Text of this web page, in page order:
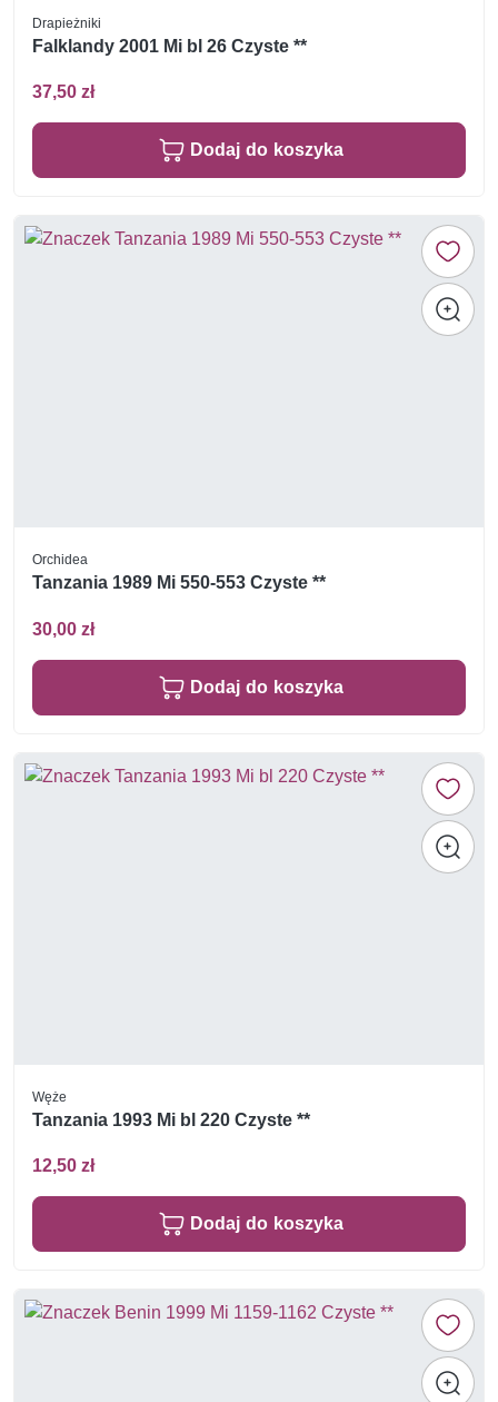
Drapieżniki
Falklandy 2001 Mi bl 26 Czyste **
37,50 zł
Dodaj do koszyka
Orchidea
Tanzania 1989 Mi 550-553 Czyste **
30,00 zł
Dodaj do koszyka
Węże
Tanzania 1993 Mi bl 220 Czyste **
12,50 zł
Dodaj do koszyka